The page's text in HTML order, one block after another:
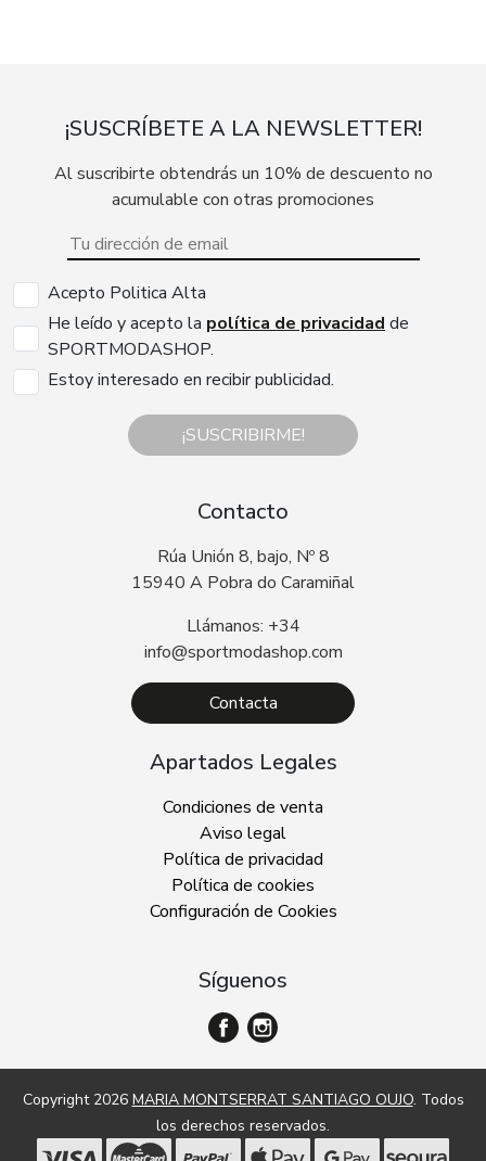
¡SUSCRÍBETE A LA NEWSLETTER!
Al suscribirte obtendrás un 10% de descuento no
acumulable con otras promociones
Acepto Politica Alta
He leído y acepto la política de privacidad de
SPORTMODASHOP.
Estoy interesado en recibir publicidad.
¡SUSCRIBIRME!
Contacto
Rúa Unión 8, bajo, Nº 8
15940 A Pobra do Caramiñal
Llámanos: +34
info@sportmodashop.com
Contacta
Apartados Legales
Condiciones de venta
Aviso legal
Política de privacidad
Política de cookies
Configuración de Cookies
Síguenos
Copyright 2026 MARIA MONTSERRAT SANTIAGO OUJO. Todos
los derechos reservados.